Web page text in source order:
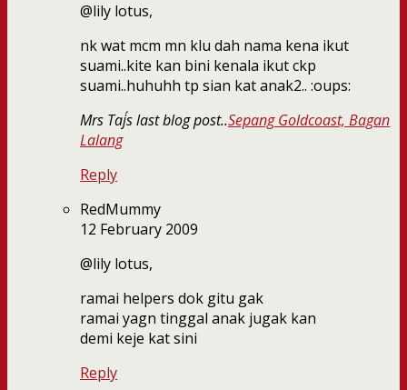
@lily lotus,
nk wat mcm mn klu dah nama kena ikut
suami..kite kan bini kenala ikut ckp
suami..huhuhh tp sian kat anak2.. :oups:
Mrs Taj´s last blog post..Sepang Goldcoast, Bagan
Lalang
Reply
RedMummy
12 February 2009
@lily lotus,
ramai helpers dok gitu gak
ramai yagn tinggal anak jugak kan
demi keje kat sini
Reply